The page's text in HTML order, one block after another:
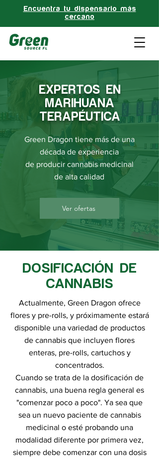
Encuentra tu dispensario más
cercano
EXPERTOS EN
MARIHUANA
TERAPÉUTICA
Green Dragon tiene más de una
década de experiencia
de producir cannabis medicinal
de alta calidad
Ver ofertas
DOSIFICACIÓN DE
CANNABIS
Actualmente, Green Dragon ofrece
flores y pre-rolls, y próximamente estará
disponible una variedad de productos
de cannabis que incluyen flores
enteras, pre-rolls, cartuchos y
concentrados.
Cuando se trata de la dosificación de
cannabis, una buena regla general es
"comenzar poco a poco". Ya sea que
sea un nuevo paciente de cannabis
medicinal o esté probando una
modalidad diferente por primera vez,
siempre debe comenzar con una dosis